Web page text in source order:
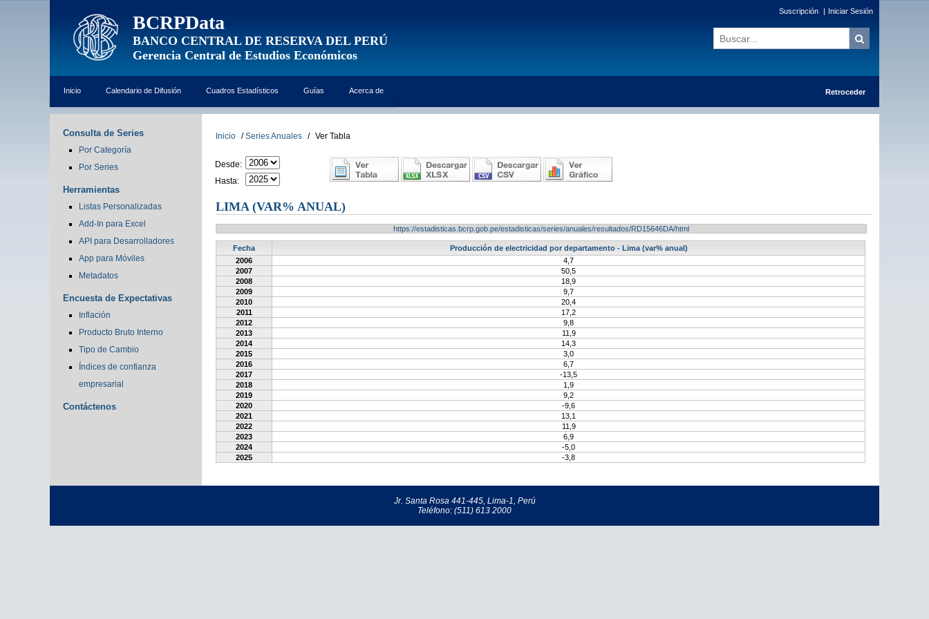
BCRPData
BANCO CENTRAL DE RESERVA DEL PERÚ
Gerencia Central de Estudios Económicos
Suscripción | Iniciar Sesión
Inicio Calendario de Difusión Cuadros Estadísticos Guías Acerca de Retroceder
Consulta de Series
Por Categoría
Por Series
Herramientas
Listas Personalizadas
Add-In para Excel
API para Desarrolladores
App para Móviles
Metadatos
Encuesta de Expectativas
Inflación
Producto Bruto Interno
Tipo de Cambio
Índices de confianza
empresarial
Contáctenos
Inicio / Series Anuales / Ver Tabla
Desde:
Hasta:
LIMA (VAR% ANUAL)
https://estadisticas.bcrp.gob.pe/estadisticas/series/anuales/resultados/RD15646DA/html
Fecha
Producción de electricidad por departamento - Lima (var% anual)
2006
4,7
2007
50,5
2008
18,9
2009
9,7
2010
20,4
2011
17,2
2012
9,8
2013
11,9
2014
14,3
2015
3,0
2016
6,7
2017
-13,5
2018
1,9
2019
9,2
2020
-9,6
2021
13,1
2022
11,9
2023
6,9
2024
-5,0
2025
-3,8
Jr. Santa Rosa 441-445, Lima-1, Perú
Teléfono: (511) 613 2000